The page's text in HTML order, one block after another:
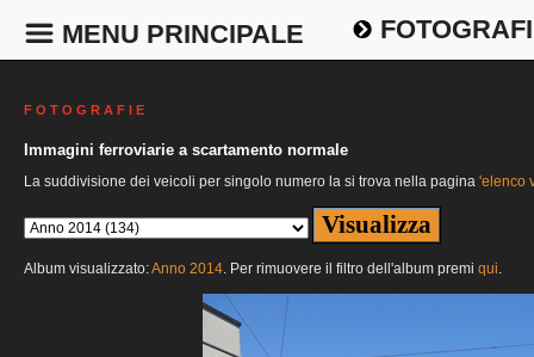
MENU PRINCIPALE
F O T O G R A F I E
Immagini ferroviarie a scartamento normale
La suddivisione dei veicoli per singolo numero la si trova nella pagina 'elenco
Album visualizzato:Anno 2014. Per rimuovere il filtro dell'album premi qui.